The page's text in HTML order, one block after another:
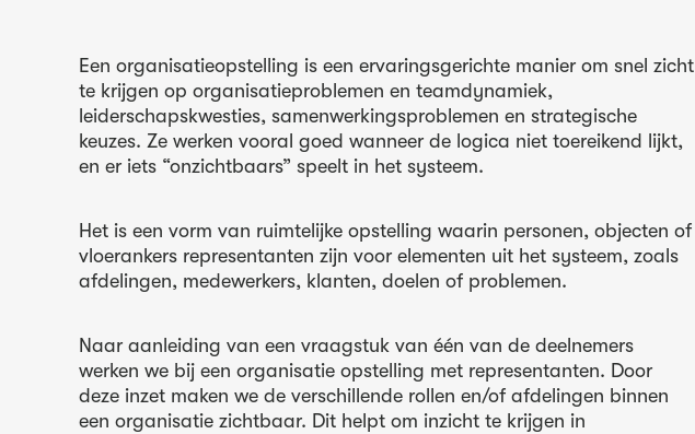
Een organisatieopstelling is een ervaringsgerichte manier om snel zicht
te krijgen op organisatieproblemen en teamdynamiek,
leiderschapskwesties, samenwerkingsproblemen en strategische
keuzes. Ze werken vooral goed wanneer de logica niet toereikend lijkt,
en er iets “onzichtbaars” speelt in het systeem.
Het is een vorm van ruimtelijke opstelling waarin personen, objecten of
vloerankers representanten zijn voor elementen uit het systeem, zoals
afdelingen, medewerkers, klanten, doelen of problemen.
Naar aanleiding van een vraagstuk van één van de deelnemers
werken we bij een organisatie opstelling met representanten. Door
deze inzet maken we de verschillende rollen en/of afdelingen binnen
een organisatie zichtbaar. Dit helpt om inzicht te krijgen in